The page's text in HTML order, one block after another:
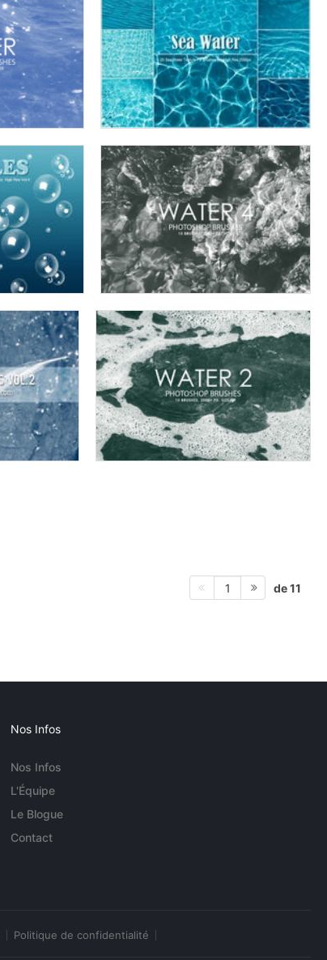
1 de 11
Nos Infos
Nos Infos
L'Équipe
Le Blogue
Contact
Politique de confidentialité